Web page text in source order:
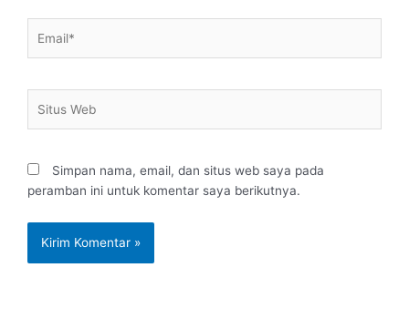
Web
Simpan nama, email, dan situs web saya pada
peramban ini untuk komentar saya berikutnya.